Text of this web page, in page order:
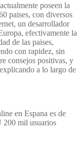
poseen la
paises, con diversos
un desarrollador
efectivamente la
de las paises,
con rapidez, sin
consejos positivas, y
a lo largo de
en Espana es de
200 mil usuarios